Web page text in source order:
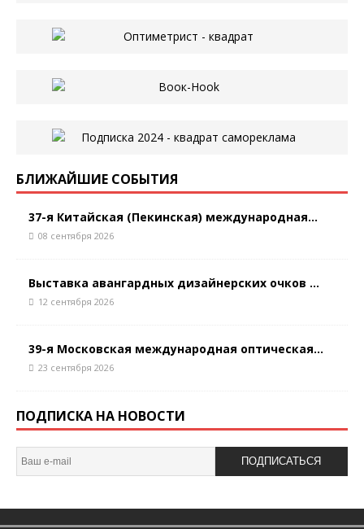
БЛИЖАЙШИЕ СОБЫТИЯ
37-я Китайская (Пекинская) международная...
08 сентября 2026
Выставка авангардных дизайнерских очков ...
12 сентября 2026
39-я Московская международная оптическая...
23 сентября 2026
ПОДПИСКА НА НОВОСТИ
ПОДПИСАТЬСЯ